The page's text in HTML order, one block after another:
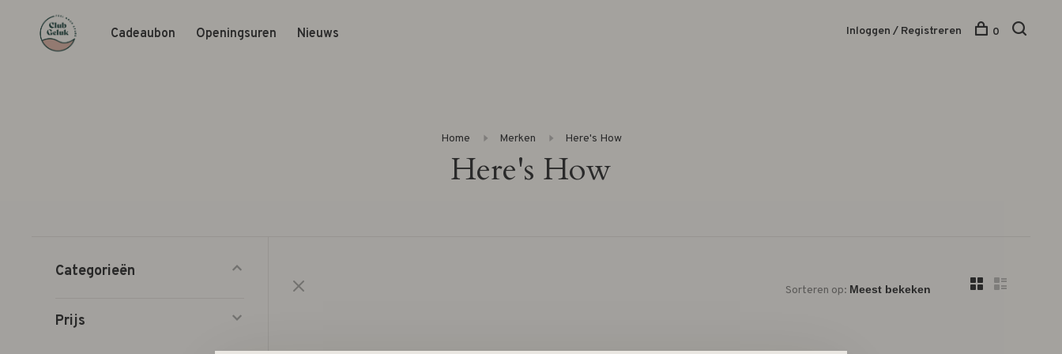
Cadeaubon Openingsuren Nieuws Inloggen / Registreren 0
Home Merken Here's How
Here's How
Categorieën
Prijs
Sorteren op: